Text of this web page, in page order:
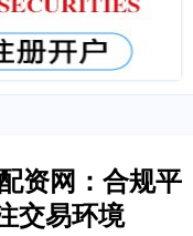
资网：合规平
交易环境